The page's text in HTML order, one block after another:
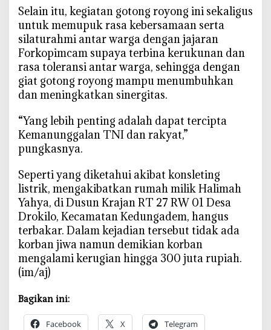
s
a
D
r
o
k
i
l
Selain itu, kegiatan gotong royong ini sekaligus
untuk memupuk rasa kebersamaan serta
silaturahmi antar warga dengan jajaran
Forkopimcam supaya terbina kerukunan dan
rasa toleransi antar warga, sehingga dengan
giat gotong royong mampu menumbuhkan
dan meningkatkan sinergitas.
“Yang lebih penting adalah dapat tercipta
Kemanunggalan TNI dan rakyat,”
pungkasnya.
Seperti yang diketahui akibat konsleting
listrik, mengakibatkan rumah milik Halimah
Yahya, di Dusun Krajan RT 27 RW 01 Desa
Drokilo, Kecamatan Kedungadem, hangus
terbakar. Dalam kejadian tersebut tidak ada
korban jiwa namun demikian korban
mengalami kerugian hingga 300 juta rupiah.
(im/aj)
Bagikan ini:
Facebook X Telegram